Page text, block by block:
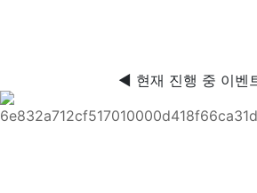
◀ 현재 진행 중 이벤